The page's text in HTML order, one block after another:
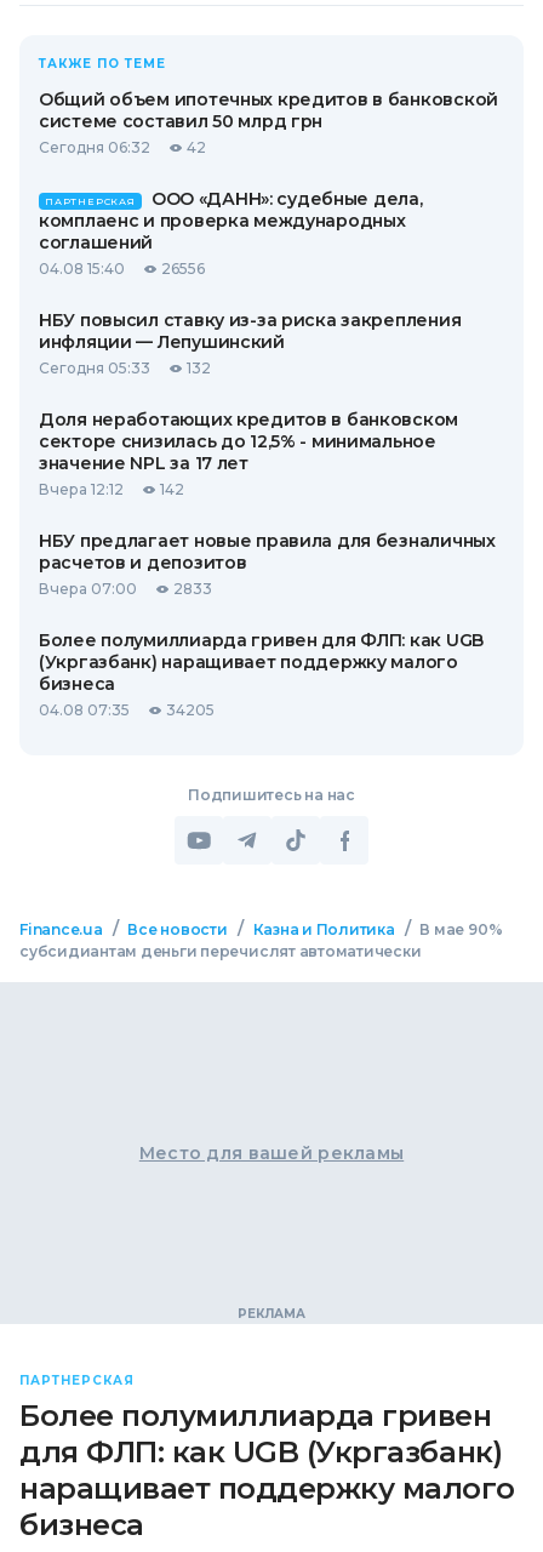
ТАКЖЕ ПО ТЕМЕ
Общий объем ипотечных кредитов в банковской
системе составил 50 млрд грн
Сегодня 06:32 42
ПАРТНЕРСКАЯ
ООО «ДАНН»: судебные дела,
комплаенс и проверка международных
соглашений
04.08 15:40 26556
НБУ повысил ставку из-за риска закрепления
инфляции — Лепушинский
Сегодня 05:33 132
Доля неработающих кредитов в банковском
секторе снизилась до 12,5% - минимальное
значение NPL за 17 лет
Вчера 12:12 142
НБУ предлагает новые правила для безналичных
расчетов и депозитов
Вчера 07:00 2833
Более полумиллиарда гривен для ФЛП: как UGB
(Укргазбанк) наращивает поддержку малого
бизнеса
04.08 07:35 34205
Подпишитесь на нас
Finance.ua / Все новости / Казна и Политика / В мае 90%
субсидиантам деньги перечислят автоматически
Место для вашей рекламы
ПАРТНЕРСКАЯ
Более полумиллиарда гривен
для ФЛП: как UGB (Укргазбанк)
наращивает поддержку малого
бизнеса